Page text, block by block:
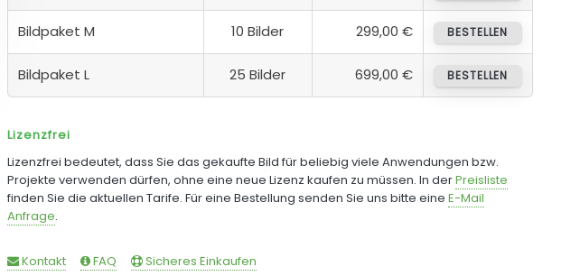
Bildpaket M 10 Bilder 299,00 € BESTELLEN
Bildpaket L 25 Bilder 699,00 € BESTELLEN
Lizenzfrei
Lizenzfrei bedeutet, dass Sie das gekaufte Bild für beliebig viele Anwendungen bzw.
Projekte verwenden dürfen, ohne eine neue Lizenz kaufen zu müssen. In derPreisliste
finden Sie die aktuellen Tarife. Für eine Bestellung senden Sie uns bitte eine E-Mail
Anfrage.
Kontakt FAQ Sicheres Einkaufen